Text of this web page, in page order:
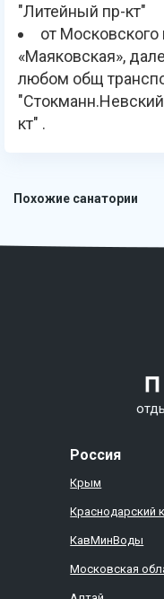
"Литейный пр-кт"
от Московского
«Маяковская»,
любом общ
кт" .
Похожие санатории
Россия
Крым
Краснодарский
КавМинВоды
Московская